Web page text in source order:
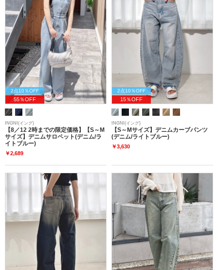
2点10％OFF
55％OFF
INGNI(イング)
【8／12 2時までの限定価格】【S～M
サイズ】デニムサロペット(デニム/ラ
イトブルー)
￥2,689
2点10％OFF
15％OFF
INGNI(イング)
【S～Mサイズ】デニムカーブパンツ
(デニム/ライトブルー)
￥3,630